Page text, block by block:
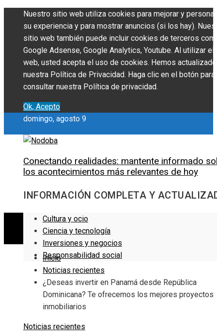
Nuestro sitio web utiliza cookies para mejorar y
su experiencia y para mostrar anuncios (si los hay).
sitio web también puede incluir cookies de terceros
Google Adsense, Google Analytics, Youtube. Al utilizar
web, usted acepta el uso de cookies. Hemos actualizado
nuestra Política de Privacidad. Haga clic en el botón para
consultar nuestra Política de privacidad.
Ok, Acepto
domingo, agosto 9
Conectando realidades: mantente informado
los acontecimientos más relevantes de hoy
INFORMACIÓN COMPLETA Y
Cultura y ocio
Ciencia y tecnología
Inversiones y negocios
Responsabilidad social
Inicio
Noticias recientes
¿Deseas invertir en Panamá desde República
Dominicana? Te ofrecemos los mejores proyectos
inmobiliarios
Noticias recientes